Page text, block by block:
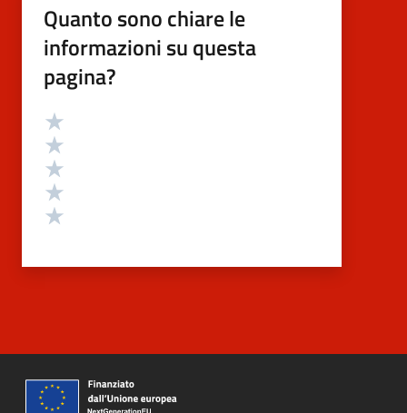
Quanto sono chiare le
informazioni su questa
pagina?
Valutazione